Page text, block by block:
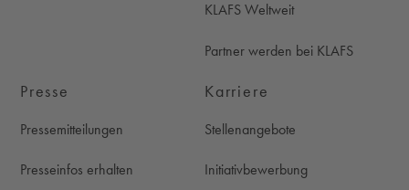
KLAFS Weltweit
Partner werden bei KLAFS
Presse
Pressemitteilungen
Presseinfos erhalten
Karriere
Stellenangebote
Initiativbewerbung